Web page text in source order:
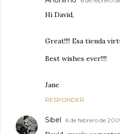
Hi David,
Great!!!! Esa tienda
Best wishes ever!!!!
Jane
RESPONDER
Sibel 6 de febrero de